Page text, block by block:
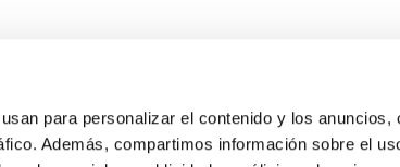
para personalizar el contenido y los anuncios,
Además, compartimos información sobre el